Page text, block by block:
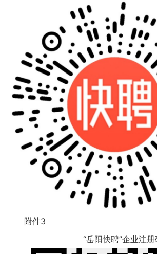
附件3
“岳阳快聘”企业注册